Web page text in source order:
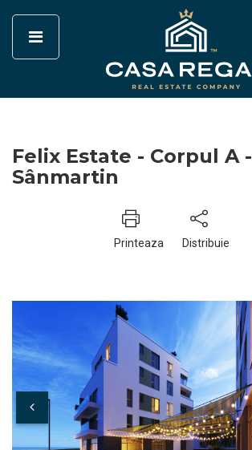
Felix Estate - Corpul A -
Sânmartin
Printeaza Distribuie